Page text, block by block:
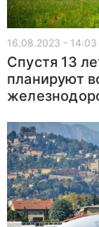
16.08.2023 - 14:03
Спустя 13
планируют